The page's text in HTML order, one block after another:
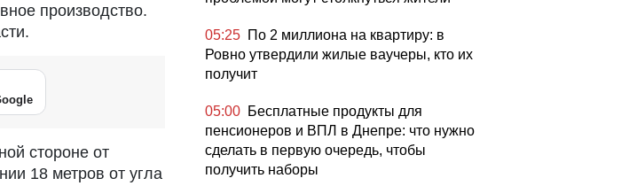
производство.
стороне от
18 метров от угла
05:25 По 2 миллиона на квартиру: в
Ровно утвердили жилые ваучеры, кто их
получит
05:00 Бесплатные продукты для
пенсионеров и ВПЛ в Днепре: что нужно
сделать в первую очередь, чтобы
получить наборы